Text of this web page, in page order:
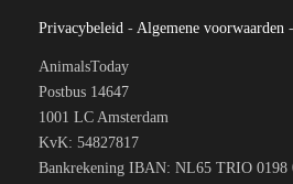
Privacybeleid - Algemene voorwaarden -
AnimalsToday
Postbus 14647
1001 LC Amsterdam
KvK: 54827817
Bankrekening IBAN: NL65 TRIO 0198